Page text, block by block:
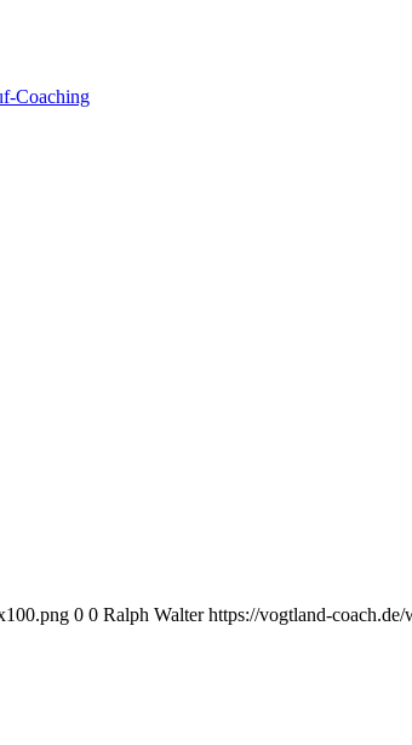
Coaching
0 0 Ralph Walter https://vogtland-